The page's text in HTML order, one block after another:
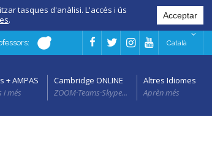
tasques d'anàlisi. L'accés i ús
.
Català
+ AMPAS
i més
Cambridge ONLINE
ZOOM·Teams·Skype...
Altres Idiomes
Aprèn més